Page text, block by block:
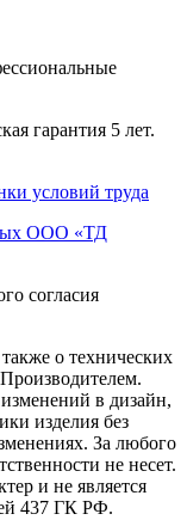
гарантия 5 лет.
условий труда
ООО «ТД
согласия
о технических
в дизайн,
изделия без
За любого
не несет.
и не является
437 ГК РФ.